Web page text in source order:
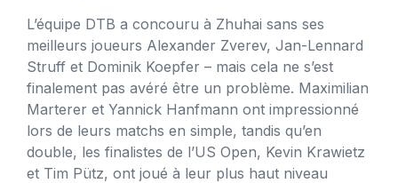
L’équipe DTB a concouru à Zhuhai sans ses
meilleurs joueurs Alexander Zverev, Jan-Lennard
Struff et Dominik Koepfer – mais cela ne s’est
finalement pas avéré être un problème. Maximilian
Marterer et Yannick Hanfmann ont impressionné
lors de leurs matchs en simple, tandis qu’en
double, les finalistes de l’US Open, Kevin Krawietz
et Tim Pütz, ont joué à leur plus haut niveau